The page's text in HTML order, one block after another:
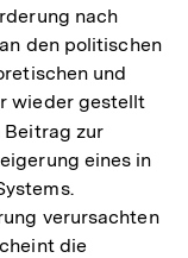
nach
den politischen
und
wieder gestellt
Beitrag zur
eines in
verursachten
die